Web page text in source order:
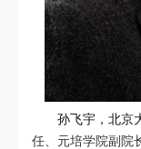
孙飞宇，北京
任、元培学院副院